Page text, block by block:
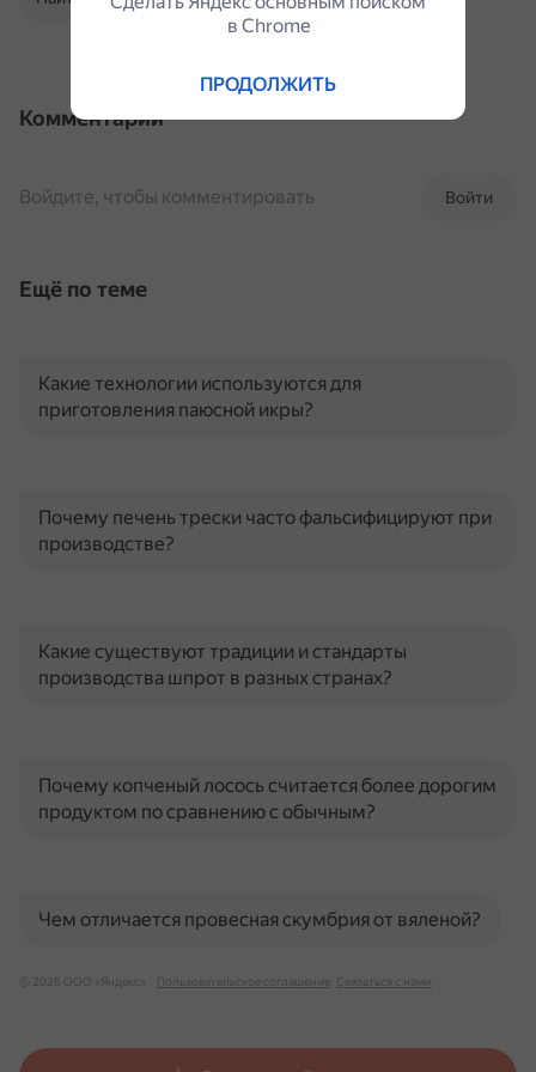
Комментарии
Войти
Войдите, чтобы комментировать
Ещё по теме
Какие технологии используются для
приготовления паюсной икры?
Почему печень трески часто фальсифицируют при
производстве?
Какие существуют традиции и стандарты
производства шпрот в разных странах?
Почему копченый лосось считается более дорогим
продуктом по сравнению с обычным?
Чем отличается провесная скумбрия от вяленой?
© 2026 ООО «Яндекс» Пользовательское соглашение Связаться с нами
в Сhrome
ПРОДОЛЖИТЬ